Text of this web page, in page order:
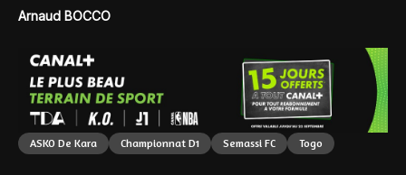
Arnaud BOCCO
ASKO De Kara Championnat D1 Semassi FC Togo